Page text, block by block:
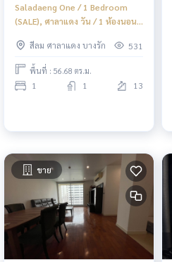
Saladaeng One / 1 Bedroom
(SALE), ศาลาแดง วัน / 1 ห้องนอน
สีลม ศาลาแดง บางรัก
531
พื้นที่ : 56.68 ตร.ม.
1 1 13
ขาย